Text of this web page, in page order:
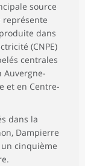
source
représente
dans
(CNPE)
centrales
Auvergne-
et en Centre-
dans la
Dampierre
cinquième